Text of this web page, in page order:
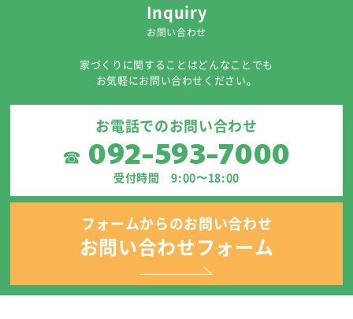
Inquiry
お問い合わせ
家づくりに関することはどんなことでも
お気軽にお問い合わせください。
お電話でのお問い合わせ
☎ 092-593-7000
受付時間 9:00〜18:00
フォームからのお問い合わせ
お問い合わせフォーム